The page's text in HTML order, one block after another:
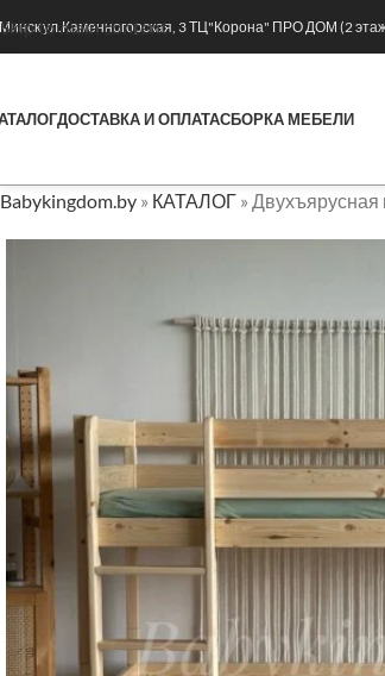
Skip to main content
Минск ул.Каменногорская, 3 ТЦ"Корона" ПРО ДОМ (2
ДОСТАВКА И ОПЛАТАСБОРКА МЕБЕЛИ
Babykingdom.by » КАТАЛОГ » Двухъярусная